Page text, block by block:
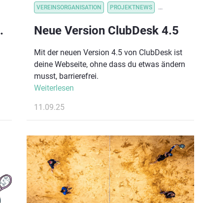
2025
VEREINSORGANISATION PROJEKTNEWS
Neue Version ClubDesk 4.5
Mit der neuen Version 4.5 von ClubDesk ist
deine Webseite, ohne dass du etwas ändern
musst, barrierefrei.
Weiterlesen
11.09.25